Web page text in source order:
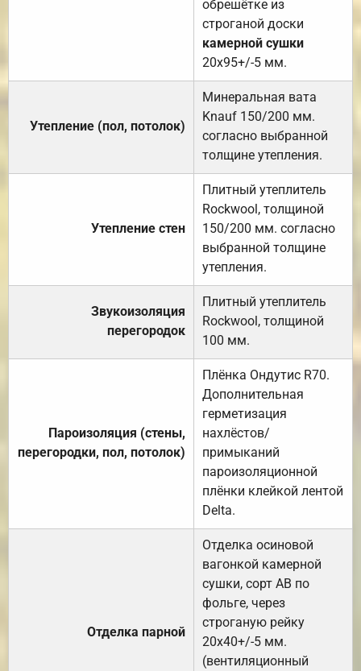
обрешётке из
строганой доски
камерной сушки
20х95+/-5 мм.
Утепление (пол, потолок)
Минеральная вата
Knauf 150/200 мм.
согласно выбранной
толщине утепления.
Утепление стен
Плитный утеплитель
Rockwool, толщиной
150/200 мм. согласно
выбранной толщине
утепления.
Звукоизоляция
перегородок
Плитный утеплитель
Rockwool, толщиной
100 мм.
Пароизоляция (стены,
перегородки, пол, потолок)
Плёнка Ондутис R70.
Дополнительная
герметизация
нахлёстов/
примыканий
пароизоляционной
плёнки клейкой лентой
Delta.
Отделка парной
Отделка осиновой
вагонкой камерной
сушки, сорт АВ по
фольге, через
строганую рейку
20х40+/-5 мм.
(вентиляционный